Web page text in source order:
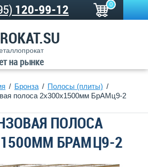
120-99-12 0
на рынке
Бронза
Полосы (плиты)
полоса 2x300x1500мм БрАМц9-2
ПОЛОСА
БРАМЦ9-2